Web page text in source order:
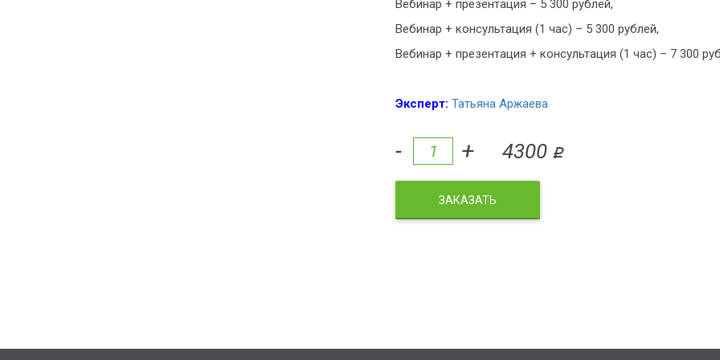
Вебинар + презентация – 5 300 рублей,
Вебинар + консультация (1 час) – 5 300 рублей,
Вебинар + презентация + консультация (1 час) – 7 300
Эксперт: Татьяна Аржаева
- + 4300 q
ЗАКАЗАТЬ